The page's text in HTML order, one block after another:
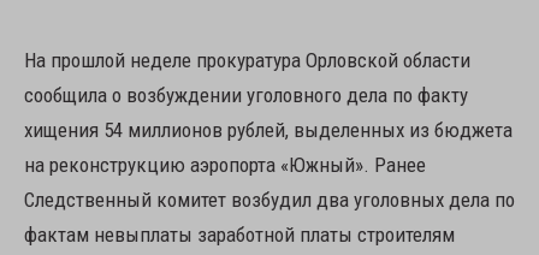
На прошлой неделе прокуратура Орловской области
сообщила о возбуждении уголовного дела по факту
хищения 54 миллионов рублей, выделенных из бюджета
на реконструкцию аэропорта «Южный». Ранее
Следственный комитет возбудил два уголовных дела по
фактам невыплаты заработной платы строителям